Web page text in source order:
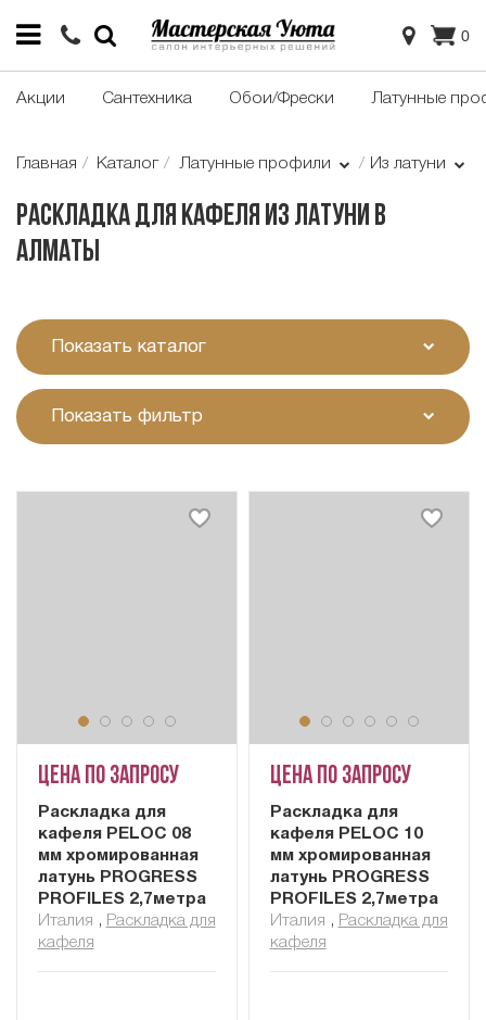
0
Акции Сантехника Обои/Фрески Латунные
Главная Каталог Латунные профили Из латуни
Раскладка для кафеля из латуни в
Алматы
Показать каталог
Показать фильтр
Цена по запросу
Раскладка для
кафеля PELOC 08
мм хромированная
латунь PROGRESS
PROFILES 2,7метра
Италия , Раскладка для
кафеля
Цена по запросу
Раскладка для
кафеля PELOC 10
мм хромированная
латунь PROGRESS
PROFILES 2,7метра
Италия , Раскладка для
кафеля